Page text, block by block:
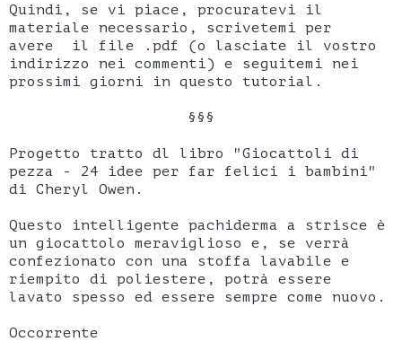
Quindi, se vi piace, procuratevi il
materiale necessario, scrivetemi per
avere il file .pdf (o lasciate il vostro
indirizzo nei commenti) e seguitemi nei
prossimi giorni in questo tutorial.
§§§
Progetto tratto dl libro "Giocattoli di
pezza - 24 idee per far felici i bambini"
di Cheryl Owen.
Questo intelligente pachiderma a strisce è
un giocattolo meraviglioso e, se verrà
confezionato con una stoffa lavabile e
riempito di poliestere, potrà essere
lavato spesso ed essere sempre come nuovo.
Occorrente